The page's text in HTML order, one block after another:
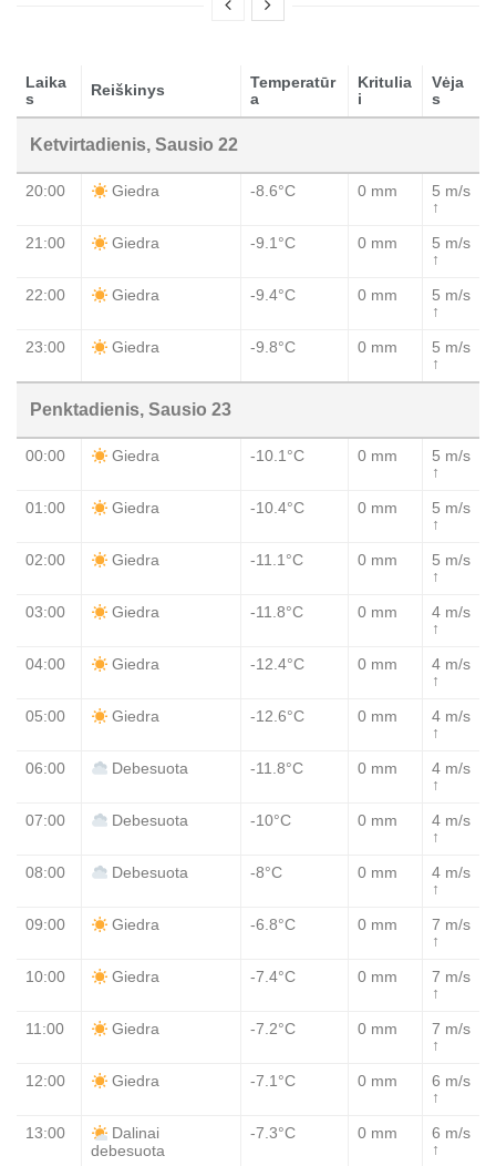
Laika
s
Reiškinys
Temperatūr
a
Kritulia
i
Vėja
s
Ketvirtadienis, Sausio 22
20:00 Giedra -8.6°C 0 mm
5 m/s
↑
21:00 Giedra -9.1°C 0 mm
5 m/s
↑
22:00 Giedra -9.4°C 0 mm
5 m/s
↑
23:00 Giedra -9.8°C 0 mm
5 m/s
↑
Penktadienis, Sausio 23
00:00 Giedra -10.1°C 0 mm
5 m/s
↑
01:00 Giedra -10.4°C 0 mm
5 m/s
↑
02:00 Giedra -11.1°C 0 mm
5 m/s
↑
03:00 Giedra -11.8°C 0 mm
4 m/s
↑
04:00 Giedra -12.4°C 0 mm
4 m/s
↑
05:00 Giedra -12.6°C 0 mm
4 m/s
↑
06:00 Debesuota -11.8°C 0 mm
4 m/s
↑
07:00 Debesuota -10°C 0 mm
4 m/s
↑
08:00 Debesuota -8°C 0 mm
4 m/s
↑
09:00 Giedra -6.8°C 0 mm
7 m/s
↑
10:00 Giedra -7.4°C 0 mm
7 m/s
↑
11:00 Giedra -7.2°C 0 mm
7 m/s
↑
12:00 Giedra -7.1°C 0 mm
6 m/s
↑
13:00
Dalinai
debesuota
-7.3°C 0 mm
6 m/s
↑